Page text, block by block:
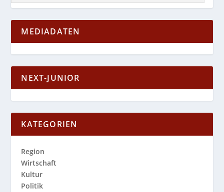
MEDIADATEN
NEXT-JUNIOR
KATEGORIEN
Region
Wirtschaft
Kultur
Politik